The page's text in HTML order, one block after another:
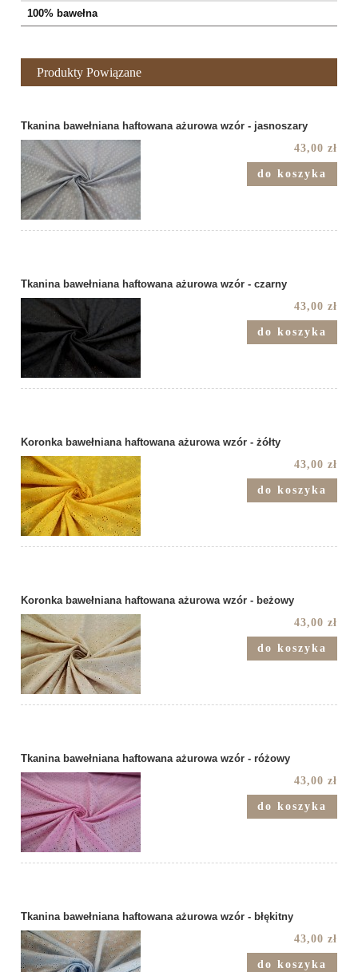
100% bawełna
Produkty Powiązane
Tkanina bawełniana haftowana ażurowa wzór - jasnoszary
43,00 zł
do koszyka
Tkanina bawełniana haftowana ażurowa wzór - czarny
43,00 zł
do koszyka
Koronka bawełniana haftowana ażurowa wzór - żółty
43,00 zł
do koszyka
Koronka bawełniana haftowana ażurowa wzór - beżowy
43,00 zł
do koszyka
Tkanina bawełniana haftowana ażurowa wzór - różowy
43,00 zł
do koszyka
Tkanina bawełniana haftowana ażurowa wzór - błękitny
43,00 zł
do koszyka